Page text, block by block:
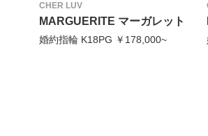
CHER LUV
MARGUERITE マーガレット
婚約指輪 K18PG ￥178,000~